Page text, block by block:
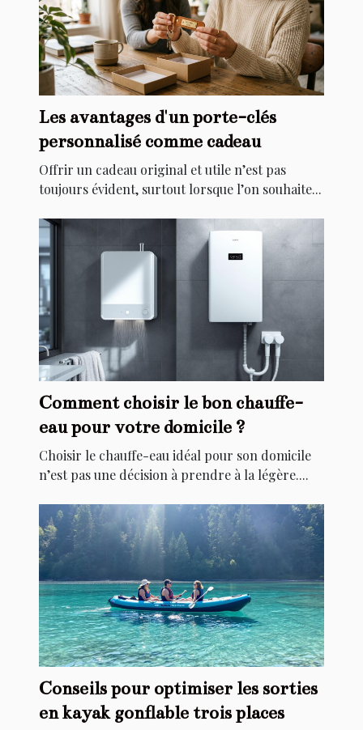
Les avantages d'un porte-clés
personnalisé comme cadeau
Offrir un cadeau original et utile n’est pas
toujours évident, surtout lorsque l’on souhaite...
Comment choisir le bon chauffe-
eau pour votre domicile ?
Choisir le chauffe-eau idéal pour son domicile
n’est pas une décision à prendre à la légère....
Conseils pour optimiser les sorties
en kayak gonflable trois places